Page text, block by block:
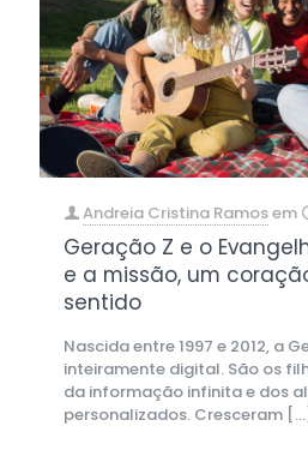
Andreia Cristina Ramosem
Geração Z e o
e a missão, um
sentido
Nascida entre 1997 e 2012, a
inteiramente digital. São os
da informação infinita e dos
personalizados. Cresceram […]